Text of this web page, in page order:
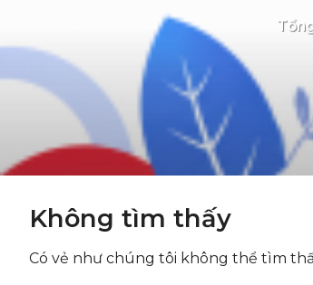
Không tìm thấy
Có vẻ như chúng tôi không thể tìm